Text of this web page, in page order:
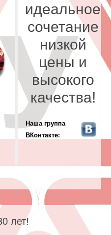
идеальное
сочетание
низкой
цены и
высокого
качества!
Наша группа
ВКонтакте:
лет!